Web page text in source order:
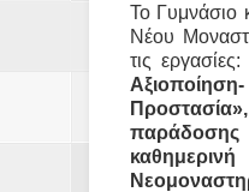
Το Γυμνάσιο
Νέου
τις εργασίες:
παράδοσης